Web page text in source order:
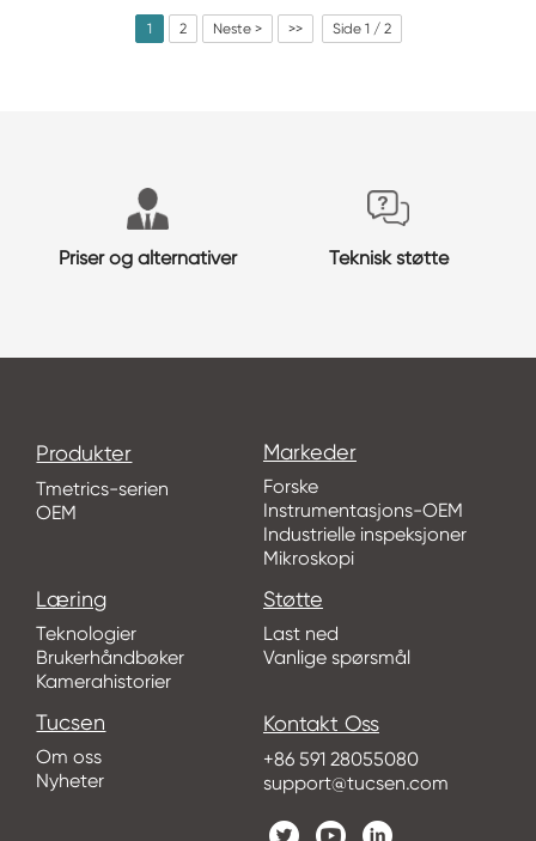
1 2 Neste > >> Side 1 / 2
Priser og alternativer Teknisk støtte
Produkter
Tmetrics-serien
OEM
Markeder
Forske
Instrumentasjons-OEM
Industrielle inspeksjoner
Mikroskopi
Læring
Teknologier
Brukerhåndbøker
Kamerahistorier
Støtte
Last ned
Vanlige spørsmål
Tucsen
Om oss
Nyheter
Kontakt Oss
+86 591 28055080
support@tucsen.com